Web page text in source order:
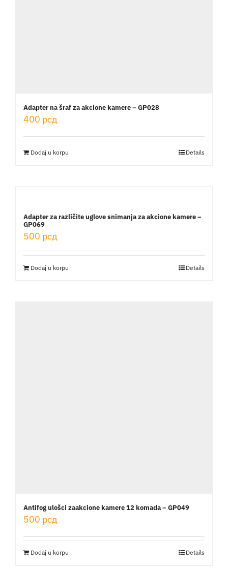
Adapter na šraf za akcione kamere – GP028
400 рсд
Dodaj u korpu Details
Adapter za različite uglove snimanja za akcione kamere –
GP069
500 рсд
Dodaj u korpu Details
Antifog ulošci zaakcione kamere 12 komada – GP049
500 рсд
Dodaj u korpu Details